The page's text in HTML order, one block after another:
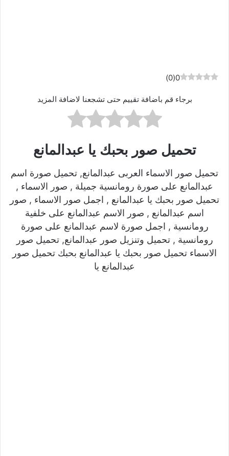
0
(
0
)
برجاء قم باضافة تقييم حتى تشجعنا لاضافة المزيد
تحميل صور بحبك يا عبدالمانع
تحميل صور الاسماء العربى عبدالمانع, تحميل صورة اسم
عبدالمانع على صورة رومانسية جميلة , صور الاسماء ,
تحميل صور بحبك يا عبدالمانع , اجمل صور الاسماء , صور
اسم عبدالمانع , صور الاسم عبدالمانع على خلفية
رومانسية , اجمل صورة لاسم عبدالمانع على صورة
رومانسية , تحميل وتنزيل صور عبدالمانع, تحميل صور
الاسماء تحميل صور بحبك يا عبدالمانع بحبك تحميل صور
عبدالمانع يا